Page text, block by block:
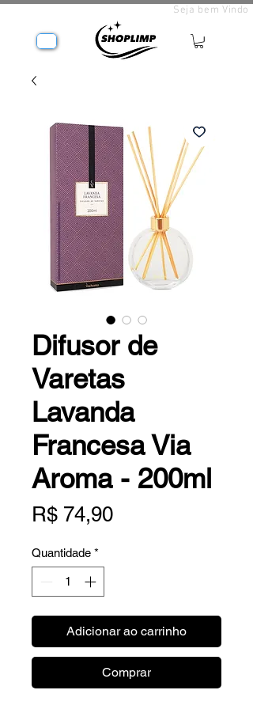
Seja bem Vindo
Difusor de
Varetas
Lavanda
Francesa Via
Aroma - 200ml
R$ 74,90Preço
Quantidade *
Adicionar ao carrinho
Comprar